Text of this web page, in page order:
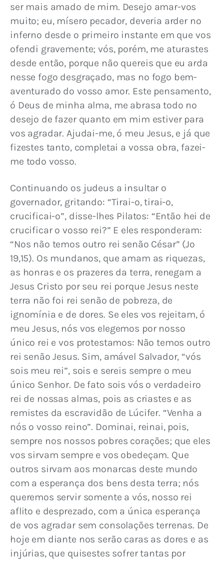
ser mais amado de mim. Desejo amar-vos
muito; eu, mísero pecador, deveria arder no
inferno desde o primeiro instante em que vos
ofendi gravemente; vós, porém, me aturastes
desde então, porque não quereis que eu arda
nesse fogo desgraçado, mas no fogo bem-
aventurado do vosso amor. Este pensamento,
ó Deus de minha alma, me abrasa todo no
desejo de fazer quanto em mim estiver para
vos agradar. Ajudai-me, ó meu Jesus, e já que
fizestes tanto, completai a vossa obra, fazei-
me todo vosso.
Continuando os judeus a insultar o
governador, gritando: “Tirai-o, tirai-o,
crucificai-o”, disse-lhes Pilatos: “Então hei de
crucificar o vosso rei?” E eles responderam:
“Nos não temos outro rei senão César” (Jo
19,15). Os mundanos, que amam as riquezas,
as honras e os prazeres da terra, renegam a
Jesus Cristo por seu rei porque Jesus neste
terra não foi rei senão de pobreza, de
ignomínia e de dores. Se eles vos rejeitam, ó
meu Jesus, nós vos elegemos por nosso
único rei e vos protestamos: Não temos outro
rei senão Jesus. Sim, amável Salvador, “vós
sois meu rei”, sois e sereis sempre o meu
único Senhor. De fato sois vós o verdadeiro
rei de nossas almas, pois as criastes e as
remistes da escravidão de Lúcifer. “Venha a
nós o vosso reino”. Dominai, reinai, pois,
sempre nos nossos pobres corações; que eles
vos sirvam sempre e vos obedeçam. Que
outros sirvam aos monarcas deste mundo
com a esperança dos bens desta terra; nós
queremos servir somente a vós, nosso rei
aflito e desprezado, com a única esperança
de vos agradar sem consolações terrenas. De
hoje em diante nos serão caras as dores e as
injúrias, que quisestes sofrer tantas por